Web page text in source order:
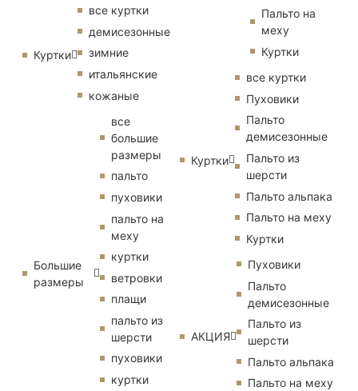
Куртки
все куртки
демисезонные
зимние
итальянские
кожаные
Большие
размеры
все
большие
размеры
пальто
пуховики
пальто на
меху
куртки
ветровки
плащи
пальто из
шерсти
пуховики
куртки
Пальто на
меху
Куртки
Куртки
все куртки
Пуховики
Пальто
демисезонные
Пальто из
шерсти
Пальто альпака
Пальто на меху
Куртки
АКЦИЯ
Пуховики
Пальто
демисезонные
Пальто из
шерсти
Пальто альпака
Пальто на меху